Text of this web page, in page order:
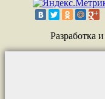
Разработка